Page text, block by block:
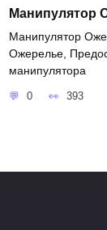
Манипулятор
Манипулятор
Ожерелье,
манипулятора
0 393